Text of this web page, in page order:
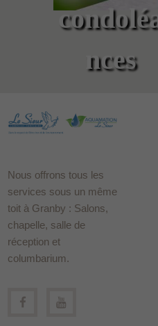
nces
Nous offrons tous les
services sous un même
toit à Granby : Salons,
chapelle, salle de
réception et
columbarium.